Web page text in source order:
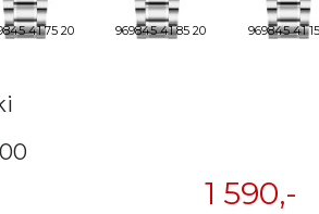
41 75 20 969845 41 85 20 969845 41
1 590,-